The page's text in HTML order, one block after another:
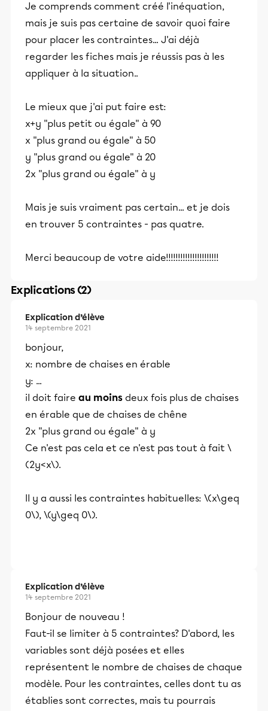
Je comprends comment créé l'inéquation,
mais je suis pas certaine de savoir quoi faire
pour placer les contraintes... J'ai déjà
regarder les fiches mais je réussis pas à les
appliquer à la situation..
Le mieux que j'ai put faire est:
x+y "plus petit ou égale" à 90
x "plus grand ou égale" à 50
y "plus grand ou égale" à 20
2x "plus grand ou égale" à y
Mais je suis vraiment pas certain... et je dois
en trouver 5 contraintes - pas quatre.
Merci beaucoup de votre aide!!!!!!!!!!!!!!!!!!!!!!
Explications (2)
Explication d’élève
14 septembre 2021
bonjour,
x: nombre de chaises en érable
y: ...
il doit faire au moins deux fois plus de chaises
en érable que de chaises de chêne
2x "plus grand ou égale" à y
Ce n'est pas cela et ce n'est pas tout à fait \
(2y<x\).
Il y a aussi les contraintes habituelles: \(x\geq
0\), \(y\geq 0\).
Explication d’élève
14 septembre 2021
Bonjour de nouveau !
Faut-il se limiter à 5 contraintes? D'abord, les
variables sont déjà posées et elles
représentent le nombre de chaises de chaque
modèle. Pour les contraintes, celles dont tu as
établies sont correctes, mais tu pourrais